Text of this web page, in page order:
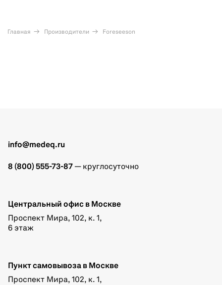
Главная Производители Foreseeson
info@medeq.ru
8 (800) 555-73-87 — круглосуточно
Центральный офис в Москве
Проспект Мира, 102, к. 1,
6 этаж
Пункт самовывоза в Москве
Проспект Мира, 102, к. 1,